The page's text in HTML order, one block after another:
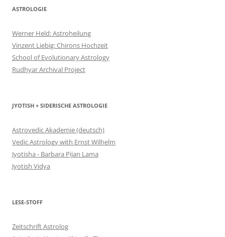
ASTROLOGIE
Werner Held: Astroheilung
Vinzent Liebig: Chirons Hochzeit
School of Evolutionary Astrology
Rudhyar Archival Project
JYOTISH + SIDERISCHE ASTROLOGIE
Astrovedic Akademie (deutsch)
Vedic Astrology with Ernst Wilhelm
Jyotisha - Barbara Pijan Lama
Jyotish Vidya
LESE-STOFF
Zeitschrift Astrolog